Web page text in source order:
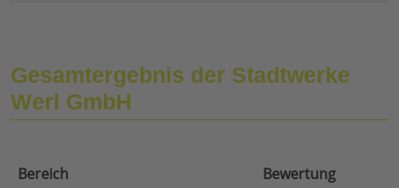
Gesamtergebnis der Stadtwerke
Werl GmbH
Bereich
Bewertung